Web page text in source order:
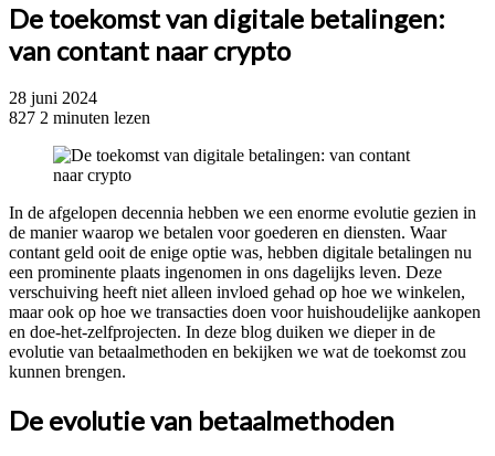
De toekomst van digitale betalingen:
van contant naar crypto
28 juni 2024
827 2 minuten lezen
In de afgelopen decennia hebben we een enorme evolutie gezien in
de manier waarop we betalen voor goederen en diensten. Waar
contant geld ooit de enige optie was, hebben digitale betalingen nu
een prominente plaats ingenomen in ons dagelijks leven. Deze
verschuiving heeft niet alleen invloed gehad op hoe we winkelen,
maar ook op hoe we transacties doen voor huishoudelijke aankopen
en doe-het-zelfprojecten. In deze blog duiken we dieper in de
evolutie van betaalmethoden en bekijken we wat de toekomst zou
kunnen brengen.
De evolutie van betaalmethoden